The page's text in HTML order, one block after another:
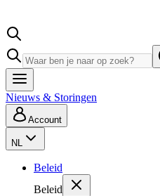
Nieuws & Storingen
Account
NL
Beleid
Beleid